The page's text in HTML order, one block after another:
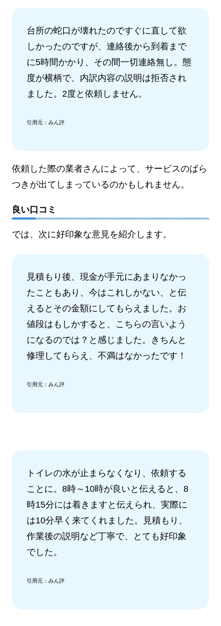
台所の蛇口が壊れたのですぐに直して欲
しかったのですが、連絡後から到着まで
に5時間かかり、その間一切連絡無し。態
度が横柄で、内訳内容の説明は拒否され
ました。2度と依頼しません。
引用元：みん評
依頼した際の業者さんによって、サービスのばら
つきが出てしまっているのかもしれません。
良い口コミ
では、次に好印象な意見を紹介します。
見積もり後、現金が手元にあまりなかっ
たこともあり、今はこれしかない、と伝
えるとその金額にしてもらえました。お
値段はもしかすると、こちらの言いよう
になるのでは？と感じました。きちんと
修理してもらえ、不満はなかったです！
引用元：みん評
トイレの水が止まらなくなり、依頼する
ことに。8時～10時が良いと伝えると、8
時15分には着きますと伝えられ、実際に
は10分早く来てくれました。見積もり、
作業後の説明など丁寧で、とても好印象
でした。
引用元：みん評